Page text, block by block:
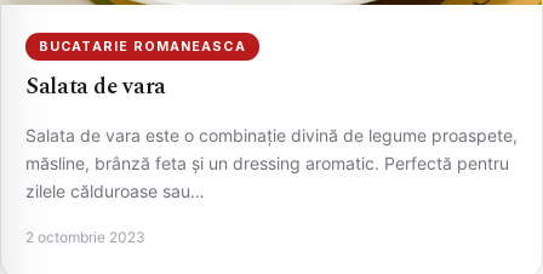
BUCATARIE ROMANEASCA
Salata de vara
Salata de vara este o combinație divină de legume proaspete,
măsline, brânză feta și un dressing aromatic. Perfectă pentru
zilele călduroase sau…
2 octombrie 2023